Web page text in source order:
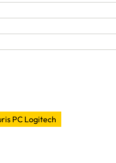
PC Logitech